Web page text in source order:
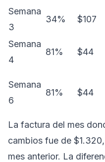
Semana
3
34% $107
Semana
4
81% $44
Semana
6
81% $44
La factura del mes
cambios fue de
mes anterior. La